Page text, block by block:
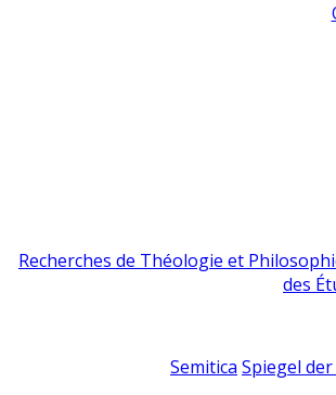
Recherches de Théologie et
des
Semitica Spiegel